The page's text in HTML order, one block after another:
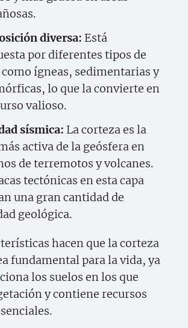
diversa: Está
por diferentes tipos de
ígneas, sedimentarias y
lo que la convierte en
valioso.
sísmica: La corteza es la
activa de la geósfera en
de terremotos y volcanes.
tectónicas en esta capa
una gran cantidad de
geológica.
hacen que la corteza
fundamental para la vida, ya
los suelos en los que
y contiene recursos